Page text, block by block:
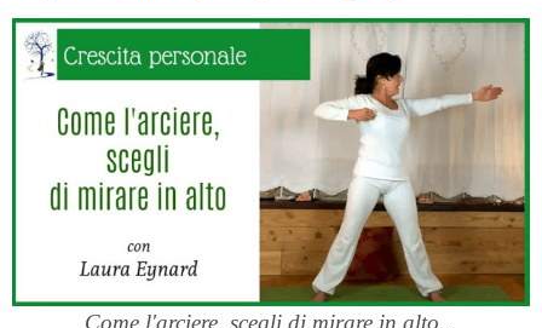
Come l'arciere, scegli di mirare in alto...